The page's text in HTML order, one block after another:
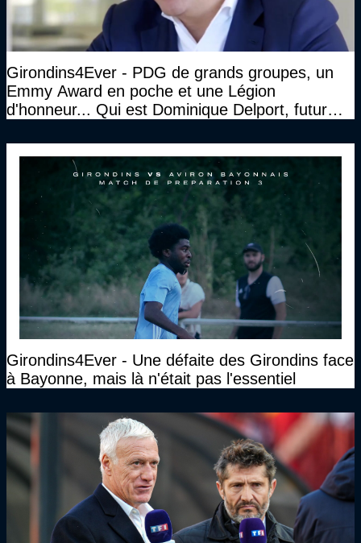
Girondins4Ever - PDG de grands groupes, un
Emmy Award en poche et une Légion
d'honneur... Qui est Dominique Delport, futur
Girondins4Ever - Une défaite des Girondins face
à Bayonne, mais là n'était pas l'essentiel